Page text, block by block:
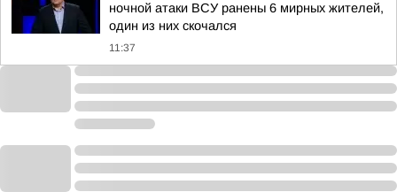
ночной атаки ВСУ ранены 6 мирных жителей,
один из них скочался
11:37